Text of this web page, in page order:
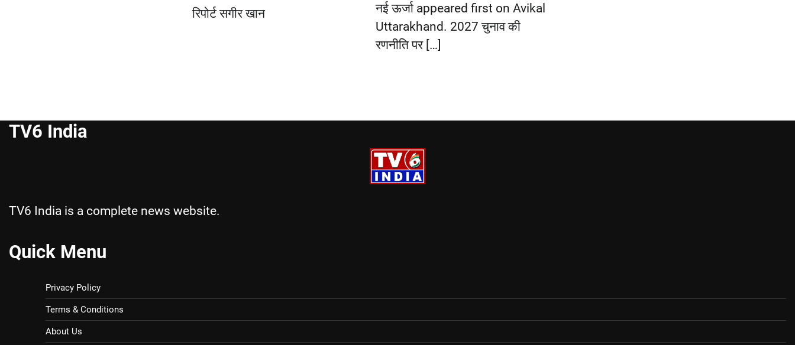
रिपोर्ट सगीर खान
नई ऊर्जा appeared first on Avikal
Uttarakhand. 2027 चुनाव की
रणनीति पर […]
TV6 India
TV6 India is a complete news website.
Quick Menu
Privacy Policy
Terms & Conditions
About Us